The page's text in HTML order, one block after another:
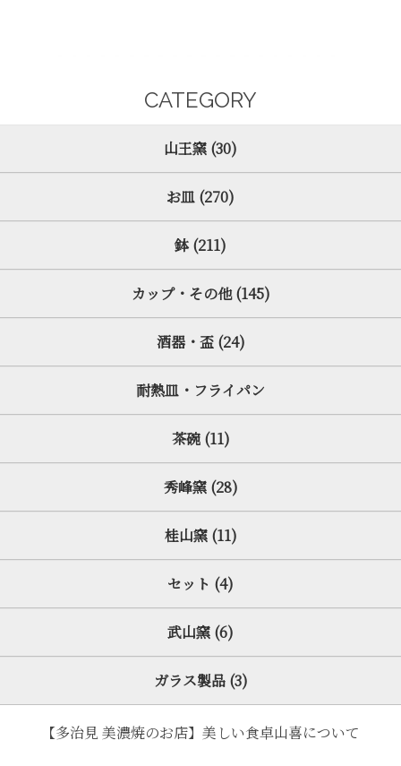
CATEGORY
山王窯 (30)
お皿 (270)
鉢 (211)
カップ・その他 (145)
酒器・盃 (24)
耐熱皿・フライパン
茶碗 (11)
秀峰窯 (28)
桂山窯 (11)
セット (4)
武山窯 (6)
ガラス製品 (3)
【多治見 美濃焼のお店】美しい食卓山喜について